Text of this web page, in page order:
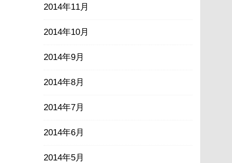
2014年11月
2014年10月
2014年9月
2014年8月
2014年7月
2014年6月
2014年5月